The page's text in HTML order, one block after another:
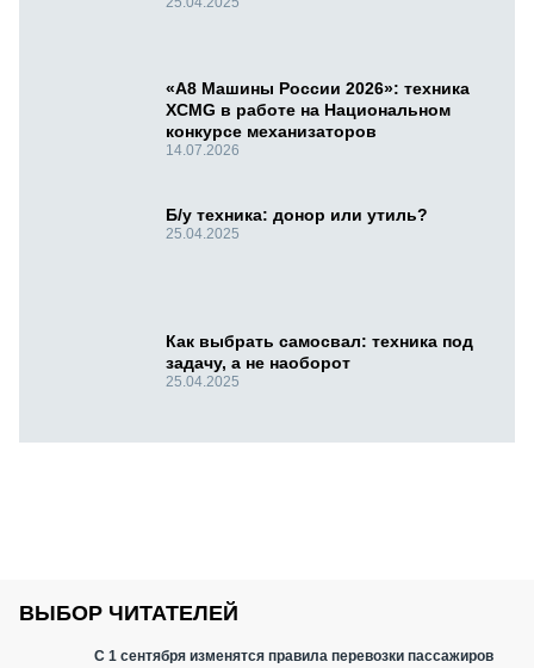
«А8 Машины России 2026»: техника
XCMG в работе на Национальном
конкурсе механизаторов
14.07.2026
Б/у техника: донор или утиль?
25.04.2025
Как выбрать самосвал: техника под
задачу, а не наоборот
25.04.2025
ВЫБОР ЧИТАТЕЛЕЙ
С 1 сентября изменятся правила перевозки пассажиров